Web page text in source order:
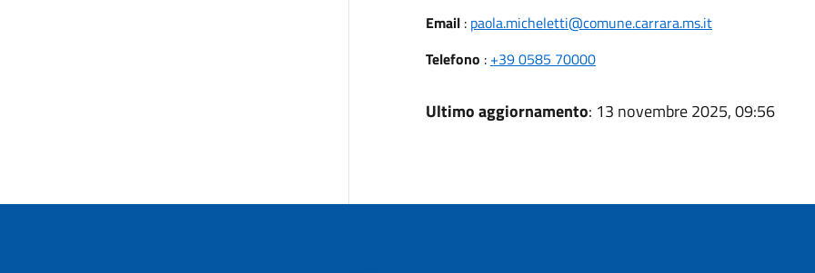
Email: paola.micheletti@comune.carrara.ms.it
Telefono : +39 0585 70000
Ultimo aggiornamento: 13 novembre 2025, 09:56